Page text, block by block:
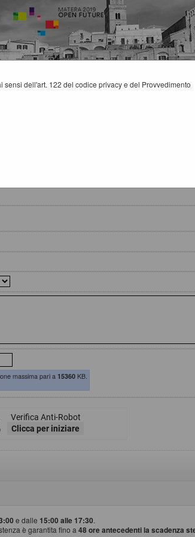
dell'art. 122 del codice privacy e del Provvedimento
massima pari a 15360KB.
Verifica Anti-Robot
Clicca per iniziare
e dalle 15:00 alle 17:30.
è garantita fino a 48 ore antecedenti la scadenza